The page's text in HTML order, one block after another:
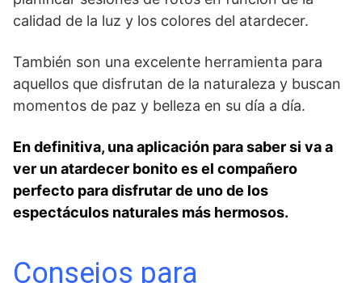
calidad de ‌la luz y los colores‌ del ‌atardecer.
También son una excelente herramienta para
aquellos que disfrutan de la naturaleza y buscan
momentos de⁣ paz ⁤y belleza en su día a día.
En definitiva, una aplicación para saber si va a
ver un atardecer bonito es el compañero
perfecto para ‌disfrutar de uno de‍ los
espectáculos naturales‍ más hermosos.
Consejos ⁤para